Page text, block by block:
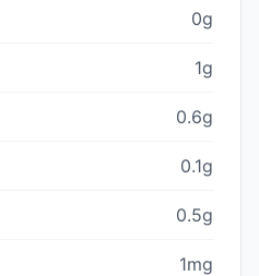
0g
1g
0.6g
0.1g
0.5g
1mg